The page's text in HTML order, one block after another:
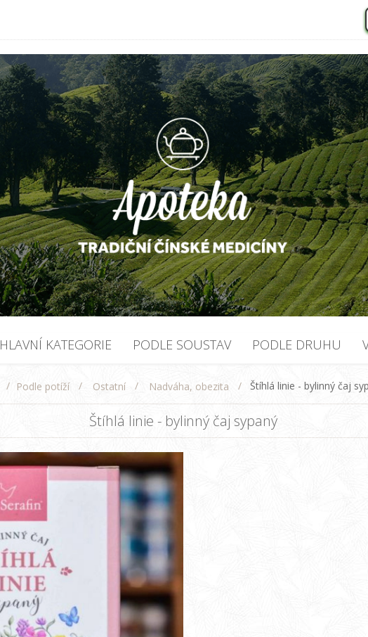
HLAVNÍ KATEGORIE PODLE SOUSTAV PODLE DRUHU
/ Podle potíží / Ostatní / Nadváha, obezita / Štíhlá linie - bylinný čaj
Štíhlá linie - bylinný čaj sypaný